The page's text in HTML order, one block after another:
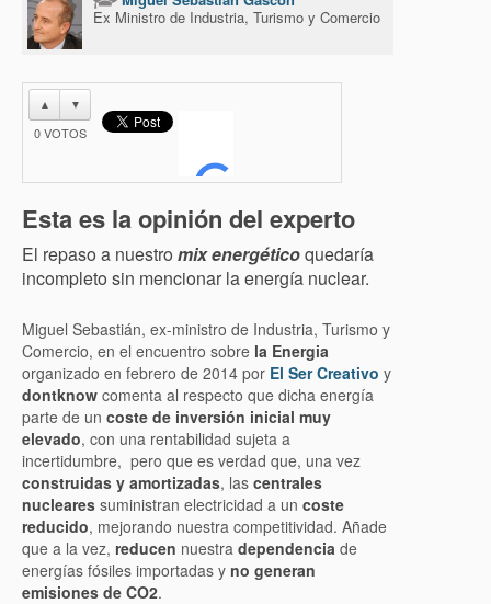
Ex Ministro de Industria, Turismo y Comercio
▲ ▼
0VOTOS
Esta es la opinión del experto
El repaso a nuestro mix energéticoquedaría
incompleto sin mencionar la energía nuclear.
Miguel Sebastián, ex-ministro de Industria, Turismo y
Comercio, en el encuentro sobre la Energia
organizado en febrero de 2014 por El Ser Creativo y
dontknow comenta al respecto que dicha energía
parte de un coste de inversión inicial muy
elevado, con una rentabilidad sujeta a
incertidumbre, pero que es verdad que, una vez
construidas y amortizadas, las centrales
nucleares suministran electricidad a un coste
reducido, mejorando nuestra competitividad. Añade
que a la vez, reducen nuestra dependencia de
energías fósiles importadas y no generan
emisiones de CO2.